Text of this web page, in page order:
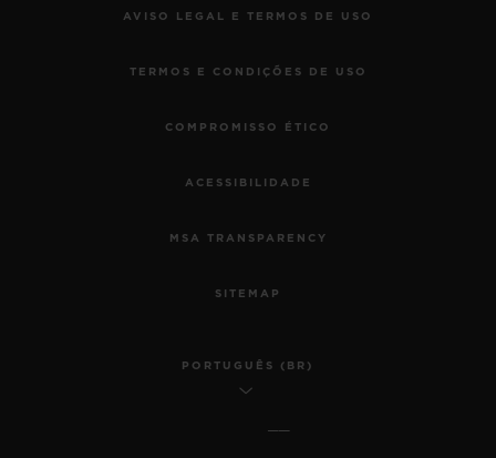
AVISO LEGAL E TERMOS DE USO
TERMOS E CONDIÇÕES DE USO
COMPROMISSO ÉTICO
ACESSIBILIDADE
MSA TRANSPARENCY
SITEMAP
PORTUGUÊS (BR)